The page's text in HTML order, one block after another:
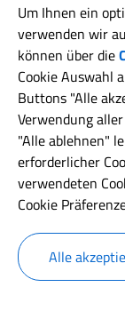
Um Ihnen ein
verwenden wir
können über die
Cookie Auswahl
Buttons "Alle
Verwendung
"Alle ablehnen"
erforderlicher
verwendeten
Cookie
Alle